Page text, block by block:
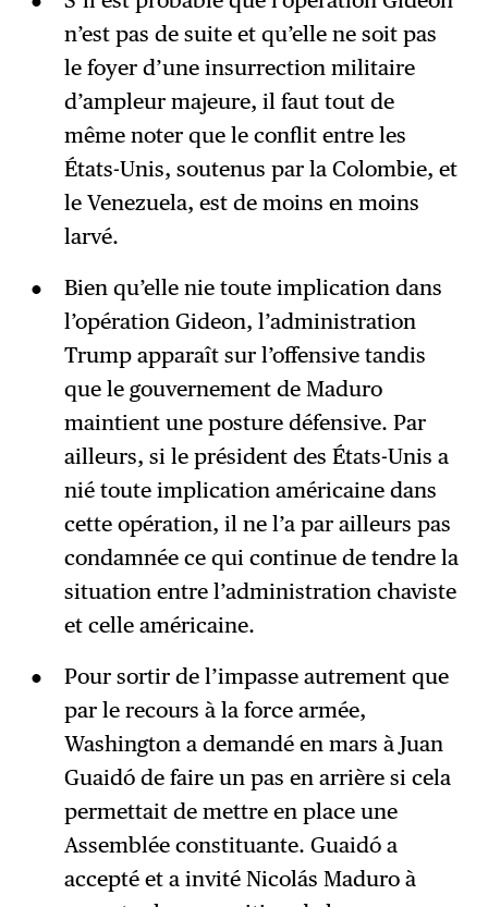
n’est pas de suite et qu’elle ne soit pas
le foyer d’une insurrection militaire
d’ampleur majeure, il faut tout de
même noter que le conflit entre les
États-Unis, soutenus par la Colombie, et
le Venezuela, est de moins en moins
larvé.
Bien qu’elle nie toute implication dans
l’opération Gideon, l’administration
Trump apparaît sur l’offensive tandis
que le gouvernement de Maduro
maintient une posture défensive. Par
ailleurs, si le président des États-Unis a
nié toute implication américaine dans
cette opération, il ne l’a par ailleurs pas
condamnée ce qui continue de tendre la
situation entre l’administration chaviste
et celle américaine.
Pour sortir de l’impasse autrement que
par le recours à la force armée,
Washington a demandé en mars à Juan
Guaidó de faire un pas en arrière si cela
permettait de mettre en place une
Assemblée constituante. Guaidó a
accepté et a invité Nicolás Maduro à